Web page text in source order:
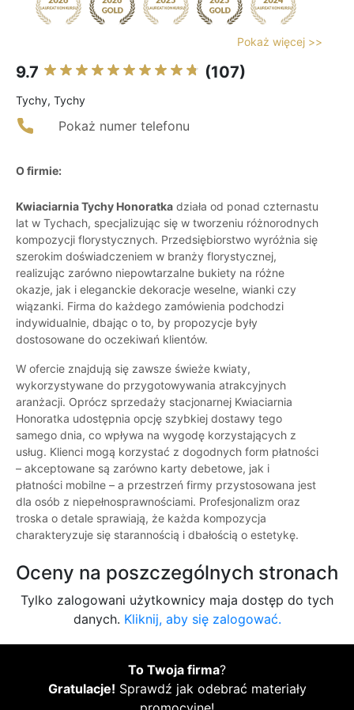
Pokaż więcej >>
9.7 (107)
Tychy, Tychy
Pokaż numer telefonu
O firmie:
Kwiaciarnia Tychy Honoratka działa od ponad czternastu
lat w Tychach, specjalizując się w tworzeniu różnorodnych
kompozycji florystycznych. Przedsiębiorstwo wyróżnia się
szerokim doświadczeniem w branży florystycznej,
realizując zarówno niepowtarzalne bukiety na różne
okazje, jak i eleganckie dekoracje weselne, wianki czy
wiązanki. Firma do każdego zamówienia podchodzi
indywidualnie, dbając o to, by propozycje były
dostosowane do oczekiwań klientów.
W ofercie znajdują się zawsze świeże kwiaty,
wykorzystywane do przygotowywania atrakcyjnych
aranżacji. Oprócz sprzedaży stacjonarnej Kwiaciarnia
Honoratka udostępnia opcję szybkiej dostawy tego
samego dnia, co wpływa na wygodę korzystających z
usług. Klienci mogą korzystać z dogodnych form płatności
– akceptowane są zarówno karty debetowe, jak i
płatności mobilne – a przestrzeń firmy przystosowana jest
dla osób z niepełnosprawnościami. Profesjonalizm oraz
troska o detale sprawiają, że każda kompozycja
charakteryzuje się starannością i dbałością o estetykę.
Oceny na poszczególnych stronach
Tylko zalogowani użytkownicy maja dostęp do tych
danych. Kliknij, aby się zalogować.
To Twoja firma?
Gratulacje! Sprawdź jak odebrać materiały